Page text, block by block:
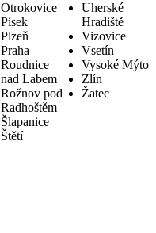
Otrokovice
Písek
Plzeň
Praha
Roudnice
nad Labem
Rožnov pod
Radhoštěm
Šlapanice
Štětí
Uherské
Hradiště
Vizovice
Vsetín
Vysoké Mýto
Zlín
Žatec